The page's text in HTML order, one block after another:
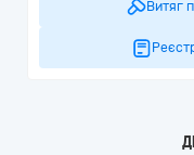
Витяг